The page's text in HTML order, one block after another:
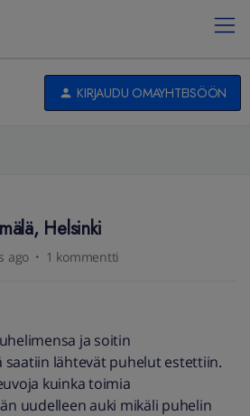
KIRJAUDU OMAYHTEISÖÖN
Helsinki
ago 1 kommentti
ja soitin
saatiin lähtevät puhelut estettiin.
kuinka toimia
uudelleen auki mikäli puhelin